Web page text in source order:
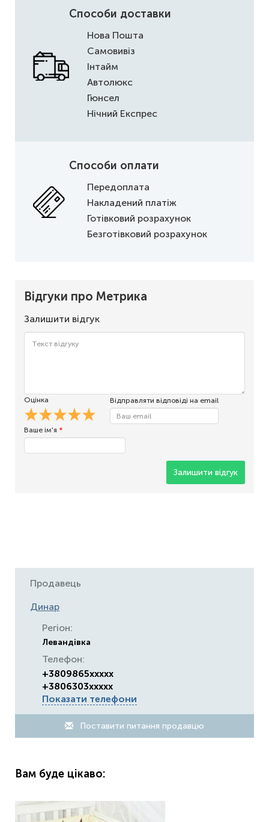
Способи доставки
Нова Пошта
Самовивіз
Інтайм
Автолюкс
Гюнсел
Нічний Експрес
Способи оплати
Передоплата
Накладений платіж
Готівковий розрахунок
Безготівковий розрахунок
Відгуки про Метрика
Залишити відгук
Оцінка Відправляти відповіді на email
Ваше ім'я *
Залишити відгук
Продавець
Динар
Регіон:
Левандівка
Телефон:
+3809865xxxxx
+3806303xxxxx
Показати телефони
Поставити питання продавцю
Вам буде цікаво: